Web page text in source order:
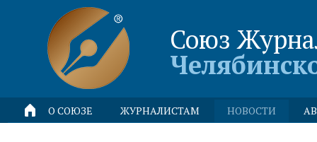
Союз
О СОЮЗЕ ЖУРНАЛИСТАМ НОВОСТИ